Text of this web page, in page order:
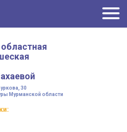
30
Мурманской области
: